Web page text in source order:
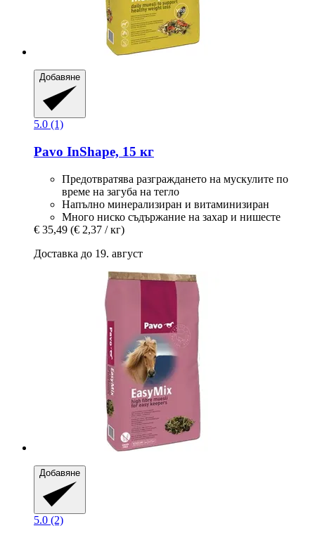
Добавяне
5.0 (1)
Pavo InShape, 15 кг
Предотвратява разграждането на мускулите по
време на загуба на тегло
Напълно минерализиран и витаминизиран
Много ниско съдържание на захар и нишесте
€ 35,49 (€ 2,37 / кг)
Доставка до 19. август
Добавяне
5.0 (2)